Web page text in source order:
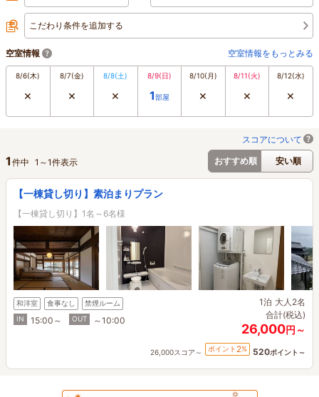
こだわり条件を追加する
空室情報 空室情報をもっとみる
8/6(木)
×
8/7(金)
×
8/8(土)
×
8/9(日)
1部屋
8/10(月)
×
8/11(火)
×
8/12(水)
×
スコアについて
おすすめ順
安い順
1 件中 1 ～1件表示
【一棟貸し切り】素泊まりプラン
【一棟貸し切り】1名～6名様
和洋室 食事なし
禁煙ルーム
IN
15:00～ OUT ～10:00
1泊 大人2名
合計(税込)
26,000円～
26,000スコア～ ポイント 2% 520ポイント～